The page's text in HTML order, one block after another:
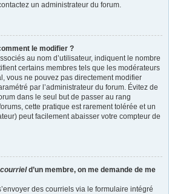
un administrateur du forum.
le modifier ?
au nom d’utilisateur, indiquent le nombre
certains membres tels que les modérateurs
vous ne pouvez pas directement modifier
par l’administrateur du forum. Évitez de
dans le seul but de passer au rang
cette pratique est rarement tolérée et un
peut facilement abaisser votre compteur de
courrield’un membre, on me demande de me
des courriels via le formulaire intégré